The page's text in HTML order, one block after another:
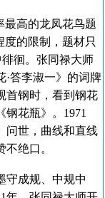
高的龙凤花鸟题
度的限制，题材只
徘徊。张同禄大师
·答李淑一》的词牌
首钢时，看到钢花
花瓶》。1971
问世，曲线和直线
绝口。
成规、中规中